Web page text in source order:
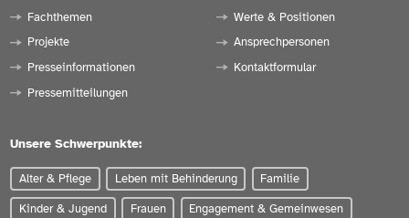
Fachthemen
Projekte
Presseinformationen
Pressemitteilungen
Werte & Positionen
Ansprechpersonen
Kontaktformular
Unsere Schwerpunkte:
Alter & Pflege Leben mit Behinderung Familie
Kinder & Jugend Frauen Engagement & Gemeinwesen